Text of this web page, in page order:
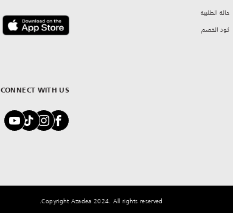
حالة الطلبية
كود الخصم
CONNECT WITH US
Copyright Azadea 2024. All rights reserved.